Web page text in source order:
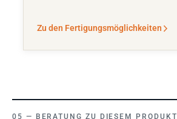
Zu den Fertigungsmöglichkeiten
BERATUNG ZU DIESEM PRODUKT